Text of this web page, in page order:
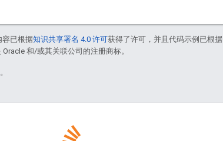
容已根据知识共享署名 4.0 许可获得了许可，并且代码示例已根据
Oracle 和/或其关联公司的注册商标。